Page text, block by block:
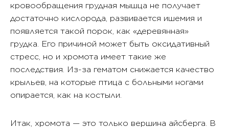
кровообращения грудная мышца не получает
достаточно кислорода, развивается ишемия и
появляется такой порок, как «деревянная»
грудка. Его причиной может быть оксидативный
стресс, но и хромота имеет такие же
последствия. Из-за гематом снижается качество
крыльев, на которые птица с больными ногами
опирается, как на костыли.
Итак, хромота — это только вершина айсберга. В